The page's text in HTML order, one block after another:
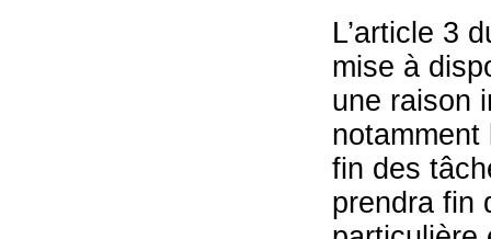
L’article 3
mise à
une raison
fin des
prendra fin